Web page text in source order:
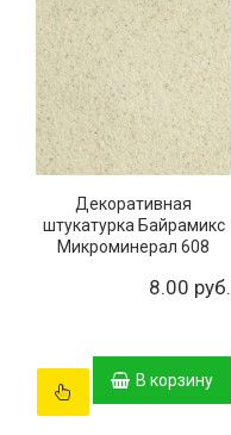
Декоративная
штукатурка Байрамикс
Микроминерал 608
8.00 руб.
В корзину